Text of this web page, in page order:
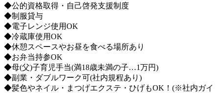
◆公的資格取得・自己啓発支援制度
◆制服貸与
◆電子レンジ使用OK
◆冷蔵庫使用OK
◆休憩スペースやお昼を食べる場所あり
◆お弁当持参OK
◆母(父)子育児手当(満18歳未満の子…1万円)
◆副業・ダブルワーク可(社内規程あり)
◆髪色やネイル・まつげエクステ・ひげもOK！(※社内ガイ